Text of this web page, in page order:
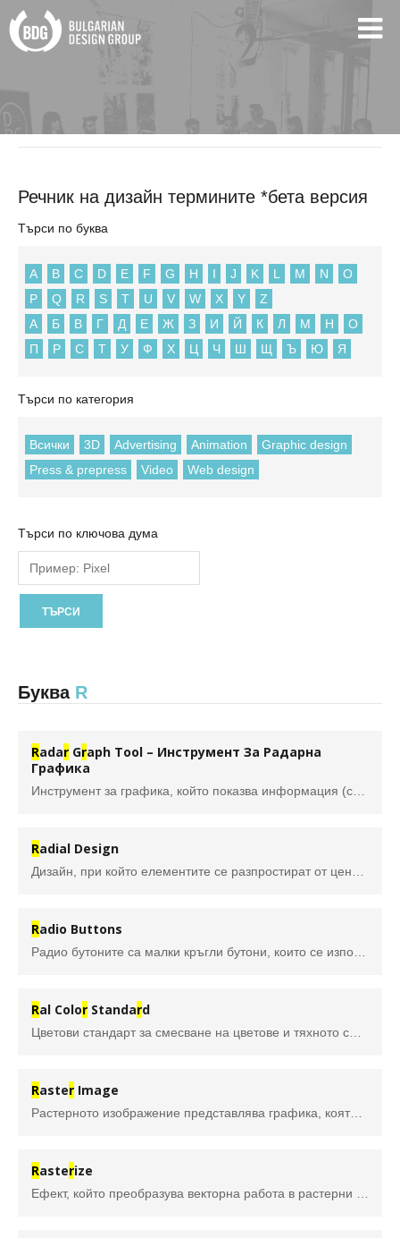
Речник на дизайн термините *бета версия
Търси по буква
A B C D E F G H I J K L M N
O
P
Q R S T U V W X Y
Z
А
Б В Г Д Е Ж З И Й К Л М Н
О
П
Р С Т У Ф Х Ц Ч Ш Щ Ъ Ю Я
Търси по категория
Всички 3D Advertising Animation
Graphic design
Press & prepress
Video Web design
Търси по ключова дума
Буква R
Radar Graph Tool – Инструмент За Радарна
Графика
Radial Design
Radio Buttons
Ral Color Standard
Raster Image
Rasterize